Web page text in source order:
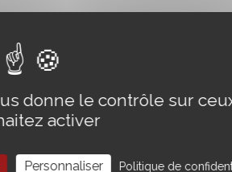
donne le contrôle sur
activer
Personnaliser Politique de